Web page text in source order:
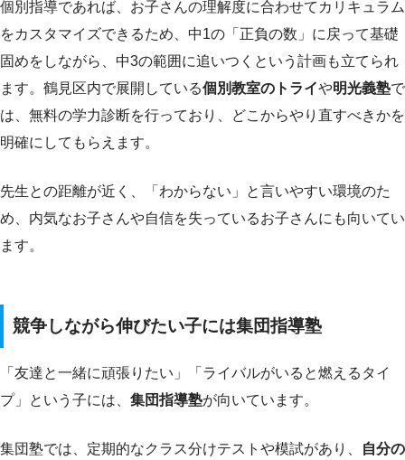
個別指導であれば、お子さんの理解度に合わせてカリキュラム
をカスタマイズできるため、中1の「正負の数」に戻って基礎
固めをしながら、中3の範囲に追いつくという計画も立てられ
ます。鶴見区内で展開している個別教室のトライや明光義塾で
は、無料の学力診断を行っており、どこからやり直すべきかを
明確にしてもらえます。
先生との距離が近く、「わからない」と言いやすい環境のた
め、内気なお子さんや自信を失っているお子さんにも向いてい
ます。
競争しながら伸びたい子には集団指導塾
「友達と一緒に頑張りたい」「ライバルがいると燃えるタイ
プ」という子には、 集団指導塾が向いています。
集団塾では、定期的なクラス分けテストや模試があり、
自分の